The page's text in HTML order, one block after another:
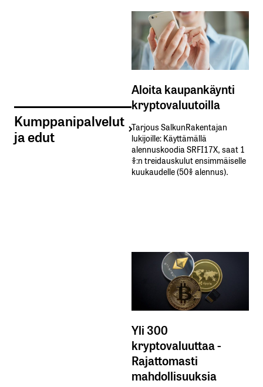
Kumppanipalvelut
ja edut
Aloita kaupankäynti
kryptovaluutoilla
Tarjous SalkunRakentajan
lukijoille: Käyttämällä​ ​
alennuskoodia​ ​SRFI17X,​ ​saat​ ​1
%:n treidauskulut​ ​ensimmäiselle​ ​
kuukaudelle​ ​(50%​ ​alennus).
Yli 300
kryptovaluuttaa -
Rajattomasti
mahdollisuuksia